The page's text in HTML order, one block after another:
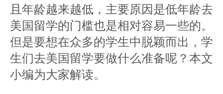
且年龄越来越低，主要原因是低年龄去
美国留学的门槛也是相对容易一些的。
但是要想在众多的学生中脱颖而出，学
生们去美国留学要做什么准备呢？本文
小编为大家解读。